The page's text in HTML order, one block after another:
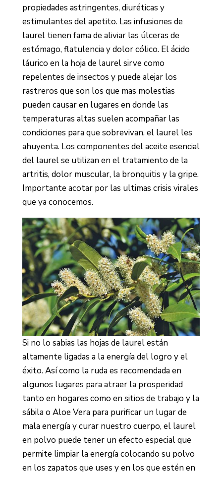
propiedades astringentes, diuréticas y
estimulantes del apetito. Las infusiones de
laurel tienen fama de aliviar las úlceras de
estómago, flatulencia y dolor cólico. El ácido
láurico en la hoja de laurel sirve como
repelentes de insectos y puede alejar los
rastreros que son los que mas molestias
pueden causar en lugares en donde las
temperaturas altas suelen acompañar las
condiciones para que sobrevivan, el laurel les
ahuyenta. Los componentes del aceite esencial
del laurel se utilizan en el tratamiento de la
artritis, dolor muscular, la bronquitis y la gripe.
Importante acotar por las ultimas crisis virales
que ya conocemos.
Si no lo sabias las hojas de laurel están
altamente ligadas a la energía del logro y el
éxito. Así como la ruda es recomendada en
algunos lugares para atraer la prosperidad
tanto en hogares como en sitios de trabajo y la
sábila o Aloe Vera para purificar un lugar de
mala energía y curar nuestro cuerpo, el laurel
en polvo puede tener un efecto especial que
permite limpiar la energía colocando su polvo
en los zapatos que uses y en los que estén en